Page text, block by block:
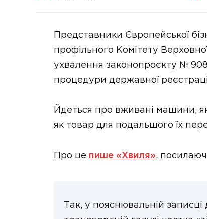
Представники Європейської
профільного Комітету
ухвалення законопроєкту №
процедури державної
Йдеться про вживані машини,
як товар для подальшого їх
Про це пише «Хвиля»,
Так, у пояснювальній